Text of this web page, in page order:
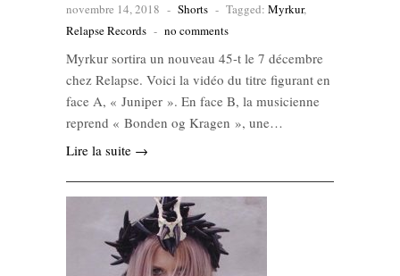
novembre 14, 2018 - Shorts - Tagged: Myrkur,
Relapse Records - no comments
Myrkur sortira un nouveau 45-t le 7 décembre
chez Relapse. Voici la vidéo du titre figurant en
face A, « Juniper ». En face B, la musicienne
reprend « Bonden og Kragen », une…
Lire la suite →